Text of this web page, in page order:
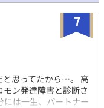
7
思ってたから…。 高
ン発達障害と診断さ
は一生、パートナー